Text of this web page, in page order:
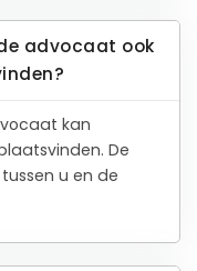
advocaat ook
kan
De
u en de